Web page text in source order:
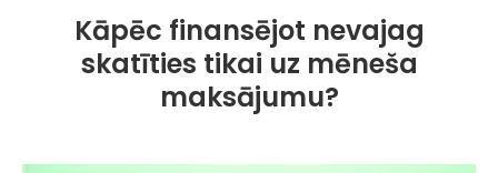
Kāpēc finansējot nevajag
skatīties tikai uz mēneša
maksājumu?